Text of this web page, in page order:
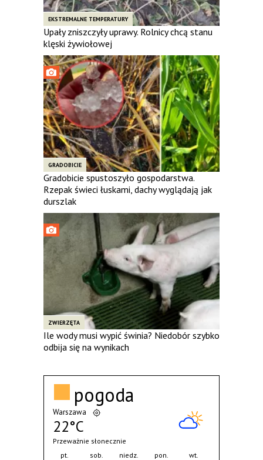
EKSTREMALNE TEMPERATURY
Upały zniszczyły uprawy. Rolnicy chcą stanu
klęski żywiołowej
GRADOBICIE
Gradobicie spustoszyło gospodarstwa.
Rzepak świeci łuskami, dachy wyglądają jak
durszlak
ZWIERZĘTA
Ile wody musi wypić świnia? Niedobór szybko
odbija się na wynikach
pogoda
Warszawa
22°C
Przeważnie słonecznie
pt.
sob. niedz. pon. wt.